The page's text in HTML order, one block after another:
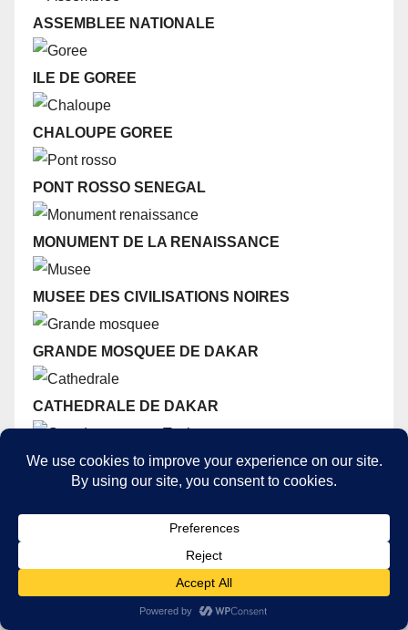
ASSEMBLEE NATIONALE
ILE DE GOREE
CHALOUPE GOREE
PONT ROSSO SENEGAL
MONUMENT DE LA RENAISSANCE
MUSEE DES CIVILISATIONS NOIRES
GRANDE MOSQUEE DE DAKAR
CATHEDRALE DE DAKAR
GRANDE MOSQUEE DE TOUBA
MASSALIKOUL DJINAN
BIBLIOTHEQUE UNIVERSITAIRE - UCAD